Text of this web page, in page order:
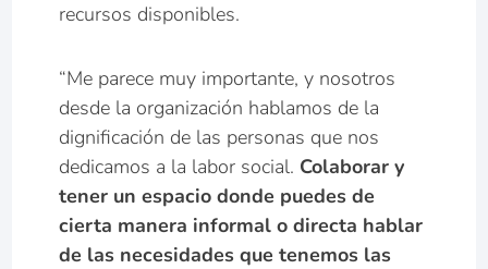
recursos disponibles.
“Me parece muy importante, y nosotros
desde la organización hablamos de la
dignificación de las personas que nos
dedicamos a la labor social. Colaborar y
tener un espacio donde puedes de
cierta manera informal o directa hablar
de las necesidades que tenemos las